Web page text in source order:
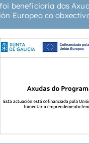
beneficiaria das
Europea co